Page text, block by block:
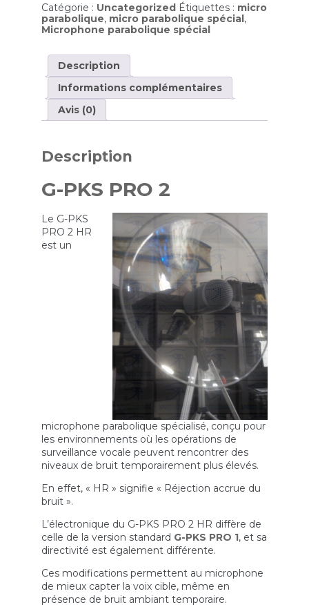
G-
PKS
PRO
HR
Catégorie : Uncategorized Étiquettes : micro
parabolique, micro parabolique spécial,
Microphone parabolique spécial
Description
Informations complémentaires
Avis (0)
Description
G-PKS PRO 2
Le G-PKS
PRO 2 HR
est un
microphone parabolique spécialisé, conçu pour
les environnements où les opérations de
surveillance vocale peuvent rencontrer des
niveaux de bruit temporairement plus élevés.
En effet, « HR » signifie « Réjection accrue du
bruit ».
L’électronique du G-PKS PRO 2 HR diffère de
celle de la version standard G-PKS PRO 1, et sa
directivité est également différente.
Ces modifications permettent au microphone
de mieux capter la voix cible, même en
présence de bruit ambiant temporaire.